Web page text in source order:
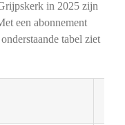
in 2025 zijn
een abonnement
tabel ziet